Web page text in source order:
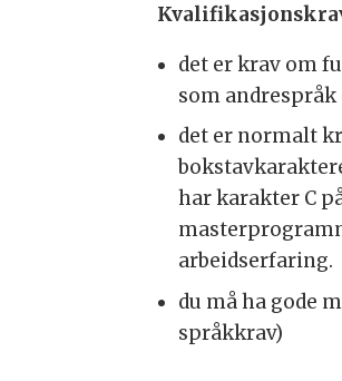
det er krav om
som
det er normalt
har karakter C
arbeidserfaring.
du må ha gode
språkkrav)